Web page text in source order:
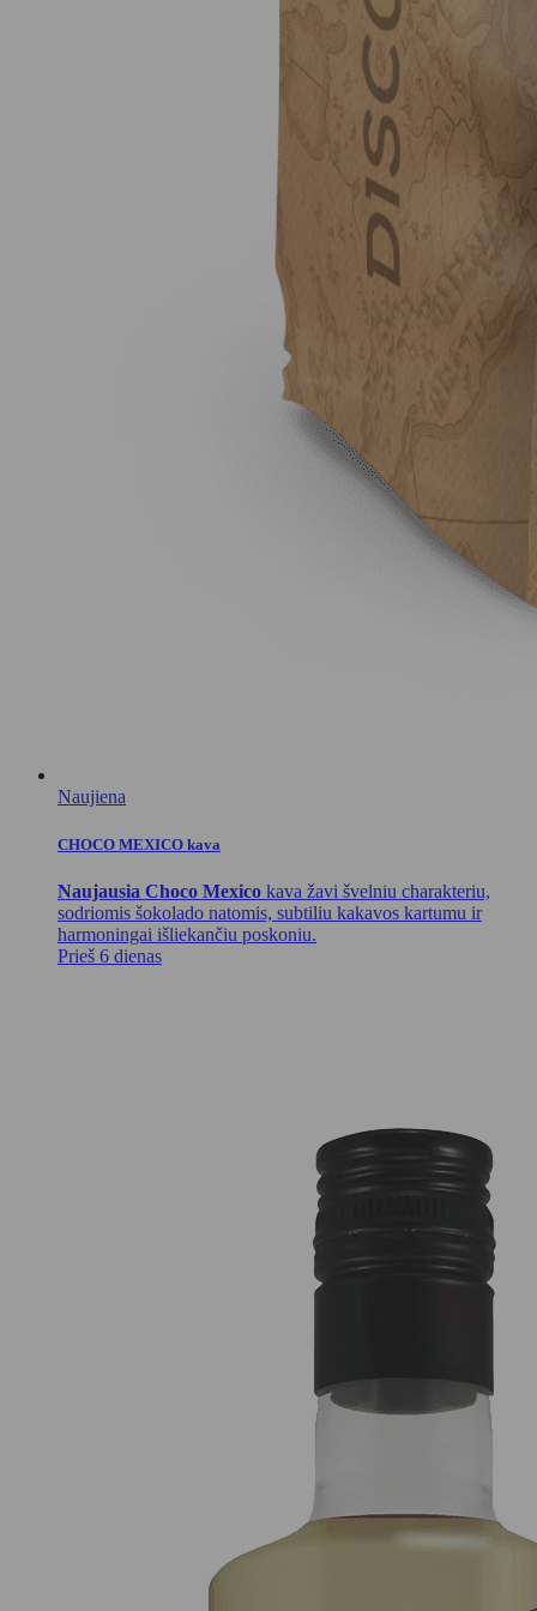
Naujiena
CHOCO MEXICO kava
Naujausia Choco Mexico kava žavi švelniu charakteriu,
sodriomis šokolado natomis, subtiliu kakavos kartumu ir
harmoningai išliekančiu poskoniu.
Prieš 6 dienas